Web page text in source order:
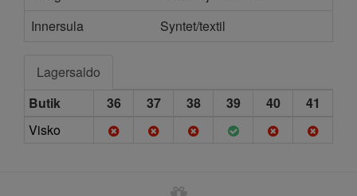
Innersula
Syntet/textil
Lagersaldo
Butik
36 37 38 39 40
41
Visko